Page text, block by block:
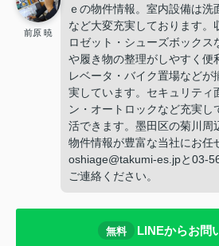
前原 暁
ｅの物件情報。室内設備は洗
など大変充実しております。
ロゼット・シューズボックス
や履き物の整理がしやすく便
レベータ・バイク置場などが
実しています。セキュリティ
ン・オートロックなど充実し
活できます。墨田区の菊川周
物件情報が豊富な当社にお任
oshiage@takumi-es.jpと03-
ご連絡ください。
無料 LINEからお問